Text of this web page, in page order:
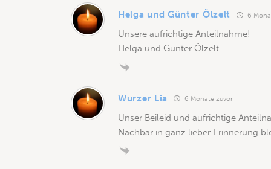
Helga und Günter Ölzelt 6
Unsere aufrichtige Anteilnahme!
Helga und Günter Ölzelt
Wurzer Lia 6 Monate zuvor
Unser Beileid und aufrichtige
Nachbar in ganz lieber Erinnerung